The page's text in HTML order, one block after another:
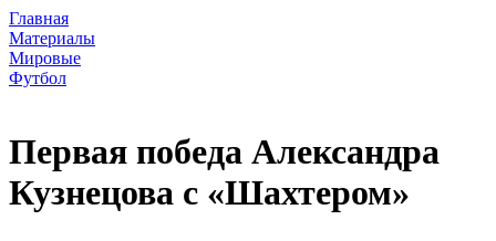
Главная
Материалы
Мировые
Футбол
Первая победа Александра
Кузнецова с «Шахтером»